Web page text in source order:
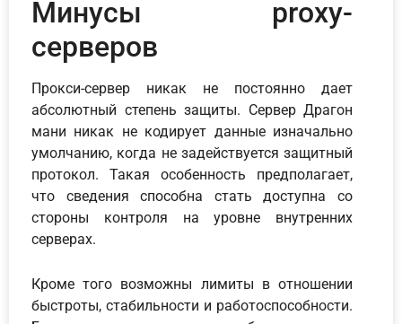
Минусы proxy-
серверов
Прокси-сервер никак не постоянно дает
абсолютный степень защиты. Сервер Драгон
мани никак не кодирует данные изначально
умолчанию, когда не задействуется защитный
протокол. Такая особенность предполагает,
что сведения способна стать доступна со
стороны контроля на уровне внутренних
серверах.
Кроме того возможны лимиты в отношении
быстроты, стабильности и работоспособности.